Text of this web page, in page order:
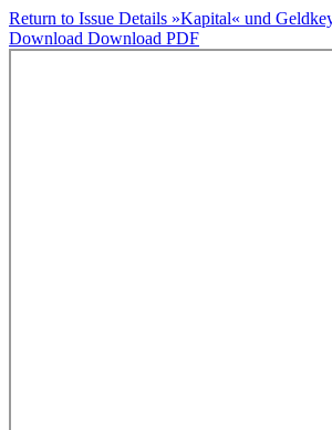
Return to Issue Details »Kapital« und
Download Download PDF